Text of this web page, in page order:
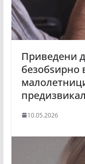
Приведени
безобѕирно
10.05.2026